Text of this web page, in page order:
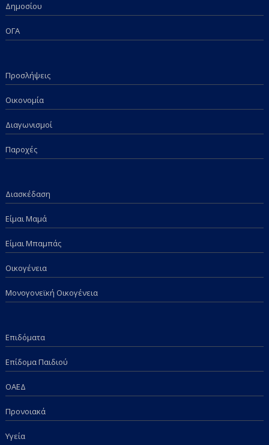
Δημοσίου
ΟΓΑ
Προσλήψεις
Οικονομία
Διαγωνισμοί
Παροχές
Διασκέδαση
Είμαι Μαμά
Είμαι Μπαμπάς
Οικογένεια
Μονογονεϊκή Οικογένεια
Επιδόματα
Επίδομα Παιδιού
ΟΑΕΔ
Προνοιακά
Υγεία